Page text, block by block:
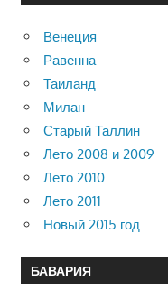
Венеция
Равенна
Таиланд
Милан
Старый Таллин
Лето 2008 и 2009
Лето 2010
Лето 2011
Новый 2015 год
БАВАРИЯ